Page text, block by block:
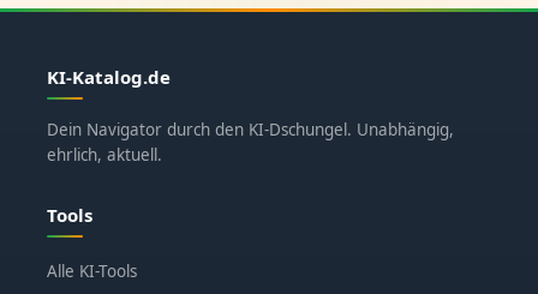
KI-Katalog.de
Dein Navigator durch den KI-Dschungel. Unabhängig,
ehrlich, aktuell.
Tools
Alle KI-Tools